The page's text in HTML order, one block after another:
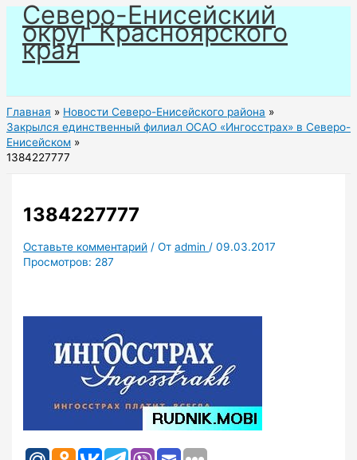
Перейти
содержимому
Северо-Енисейский
округ Красноярского
края
Главная
Новости Северо-Енисейского района
Закрылся единственный филиал ОСАО «Ингосстрах» в Северо-
Енисейском
1384227777
1384227777
Оставьте комментарий / Отadmin /09.03.2017
Просмотров: 287